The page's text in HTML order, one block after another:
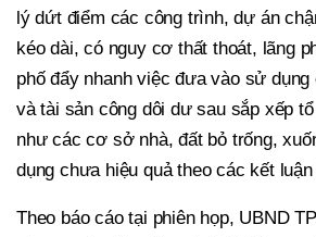
lý dứt điểm các công trình, dự án
kéo dài, có nguy cơ thất thoát, lãng
phố đẩy nhanh việc đưa vào sử
và tài sản công dôi dư sau sắp xếp
như các cơ sở nhà, đất bỏ trống,
dụng chưa hiệu quả theo các kết
Theo báo cáo tại phiên họp, UBND